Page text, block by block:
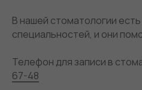
В нашей стоматологии
специальностей, и они
Телефон для записи в
67-48